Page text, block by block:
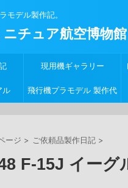
モデル製作記。
チュア航空博物館
現用機ギャラリー
ル 飛行機プラモデル 製作代
ージ > ご依頼品製作日記 >
F-15J イーグ